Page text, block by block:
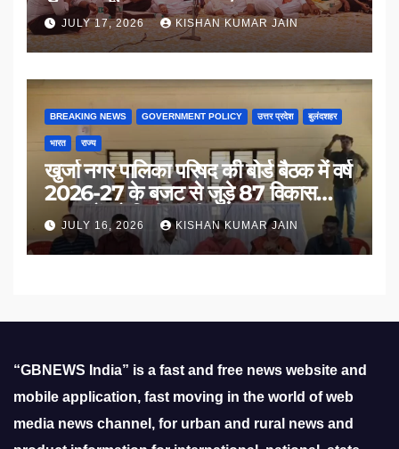
का सम्मान
JULY 17, 2026 KISHAN KUMAR JAIN
BREAKING NEWS GOVERNMENT POLICY उत्तर प्रदेश बुलंदशहर
भारत राज्य
खुर्जा नगर पालिका परिषद की बोर्ड बैठक में वर्ष
2026-27 के बजट से जुड़े 87 विकास
प्रस्तावों को मिली मंजूरी
JULY 16, 2026 KISHAN KUMAR JAIN
“GBNEWS India” is a fast and free news website and
mobile application, fast moving in the world of web
media news channel, for urban and rural news and